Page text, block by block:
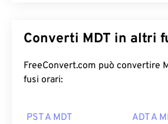
Converti MDT in altri
FreeConvert.com può convertire
fusi orari:
PST A MDT ADT A